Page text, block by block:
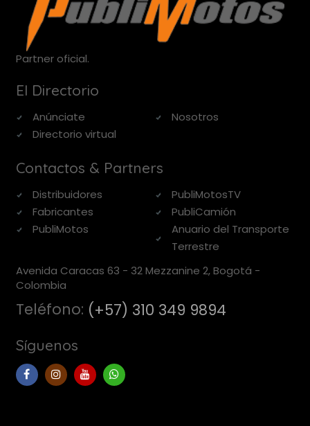
Partner oficial.
El Directorio
Anúnciate
Nosotros
Directorio virtual
Contactos & Partners
Distribuidores
PubliMotosTV
Fabricantes
PubliCamión
PubliMotos
Anuario del Transporte
Terrestre
Avenida Caracas 63 - 32 Mezzanine 2, Bogotá -
Colombia
Teléfono: (+57) 310 349 9894
Síguenos